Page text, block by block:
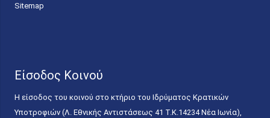
Sitemap
Είσοδος Κοινού
Η είσοδος του κοινού στο κτήριο του Ιδρύματος Κρατικών
Υποτροφιών (Λ. Εθνικής Αντιστάσεως 41 T.K.14234 Νέα Ιωνία),